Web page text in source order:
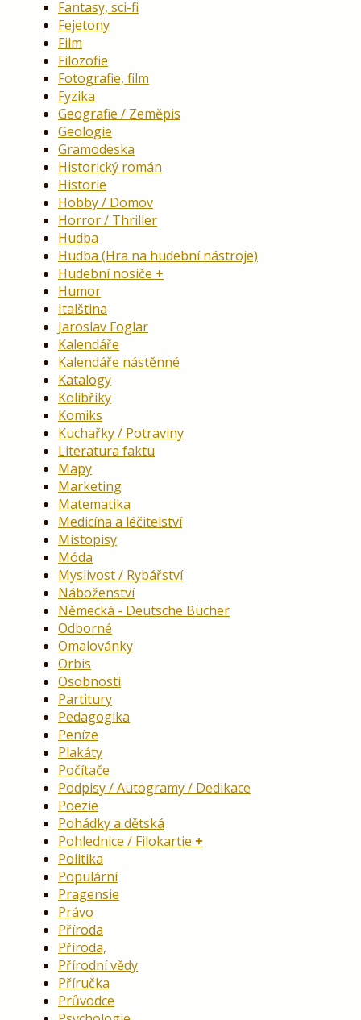
Fantasy, sci-fi
Fejetony
Film
Filozofie
Fotografie, film
Fyzika
Geografie / Zeměpis
Geologie
Gramodeska
Historický román
Historie
Hobby / Domov
Horror / Thriller
Hudba
Hudba (Hra na hudební nástroje)
Hudební nosiče
Humor
Italština
Jaroslav Foglar
Kalendáře
Kalendáře nástěnné
Katalogy
Kolibříky
Komiks
Kuchařky / Potraviny
Literatura faktu
Mapy
Marketing
Matematika
Medicína a léčitelství
Místopisy
Móda
Myslivost / Rybářství
Náboženství
Německá - Deutsche Bücher
Odborné
Omalovánky
Orbis
Osobnosti
Partitury
Pedagogika
Peníze
Plakáty
Počítače
Podpisy / Autogramy / Dedikace
Poezie
Pohádky a dětská
Pohlednice / Filokartie
Politika
Populární
Pragensie
Právo
Příroda
Příroda,
Přírodní vědy
Příručka
Průvodce